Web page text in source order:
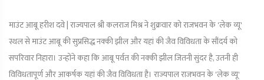
माउंट आबू हरीश दवे | राज्यपाल श्री कलराज मिश्र ने शुक्रवार को राजभवन के 'लेक व्यू'
स्थल से माउंट आबू की सुप्रसिद्ध नक्की झील और यहां की जैव विविधता के सौंदर्य को
सपरिवार निहारा। उन्होंने कहा कि आबू पर्वत की नक्की झील जितनी सुंदर है, उतनी ही
विविधतापूर्ण और आकर्षक यहां की जैव विविधता है। राज्यपाल राजभवन के 'लेक व्यू'